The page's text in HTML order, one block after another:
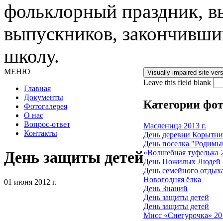
фольклорный праздник,
выпускников,
школу.
МЕНЮ
Главное меню
Главная
Документы
Фотогалерея
О нас
Вопрос-ответ
Контакты
День защиты детей
01 июня 2012 г.
Leave this field blank
Категории
Масленица 2013 г.
День деревни
День поселка
«Волшебная туфелька
День Пожилых Людей
День семейного
Новогодняя ёлка
День Знаний
День защиты детей
День защиты детей
Мисс «Снегурочка»